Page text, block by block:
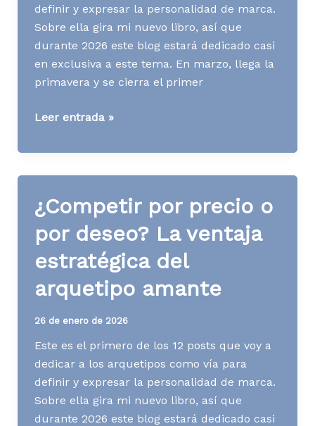
definir y expresar la personalidad de marca.
Sobre ella gira mi nuevo libro, así que
durante 2026 este blog estará dedicado casi
en exclusiva a este tema. En marzo, llega la
primavera y se cierra el primer
¿Decir
hacer?
héroe
como
motor
de
acción
Leer entrada »
¿Competir por precio o
por deseo? La ventaja
estratégica del
arquetipo amante
26 de enero de 2026
Este es el primero de los 12 posts que voy a
dedicar a los arquetipos como vía para
definir y expresar la personalidad de marca.
Sobre ella gira mi nuevo libro, así que
durante 2026 este blog estará dedicado casi